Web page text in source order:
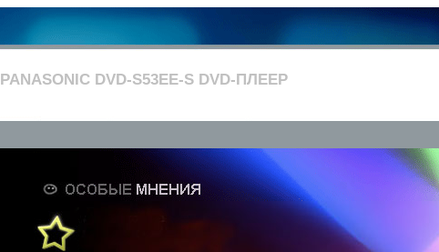
PANASONIC DVD-S53EE-S DVD-ПЛЕЕР